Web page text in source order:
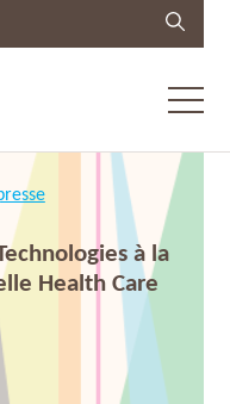
à la
Health Care